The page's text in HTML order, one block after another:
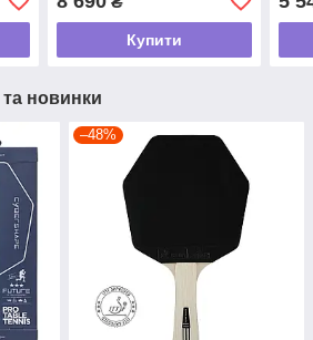
KR 25 мм tdi
Купити
—
та новинки
–48%